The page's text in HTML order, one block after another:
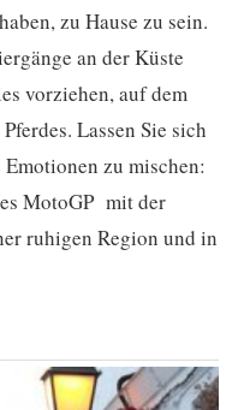
zu Hause zu sein.
an der Küste
vorziehen, auf dem
Lassen Sie sich
zu mischen:
MotoGP mit der
ruhigen Region und in